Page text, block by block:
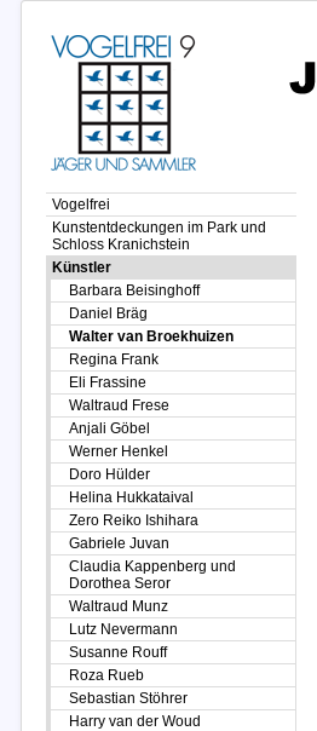
Vogelfrei
Kunstentdeckungen im Park und
Schloss Kranichstein
Künstler
Barbara Beisinghoff
Daniel Bräg
Walter van Broekhuizen
Regina Frank
Eli Frassine
Waltraud Frese
Anjali Göbel
Werner Henkel
Doro Hülder
Helina Hukkataival
Zero Reiko Ishihara
Gabriele Juvan
Claudia Kappenberg und
Dorothea Seror
Waltraud Munz
Lutz Nevermann
Susanne Rouff
Roza Rueb
Sebastian Stöhrer
Harry van der Woud